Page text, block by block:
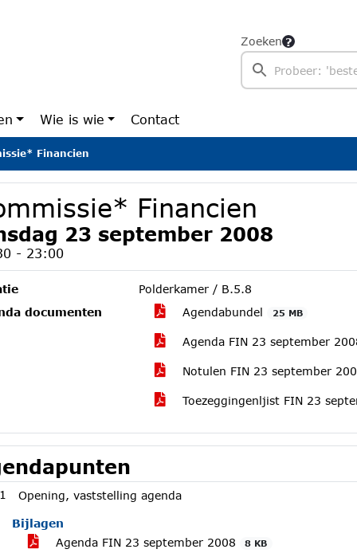
Zoeken
Wie is wie Contact
Financien
Financien
23 september 2008
- 23:00
Polderkamer / B.5.8
documenten
Agendabundel 25 MB
Agenda FIN 23 september
Notulen FIN 23 september
Toezeggingenljist FIN 23
Opening, vaststelling agenda
Bijlagen
Agenda FIN 23 september 2008
8 KB